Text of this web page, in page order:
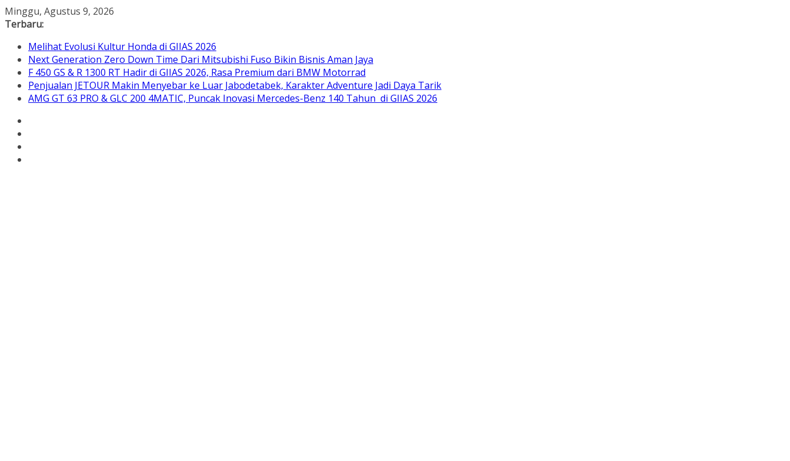
Skip
to
Minggu, Agustus 9, 2026
Terbaru:
Melihat Evolusi Kultur Honda di GIIAS 2026
Next Generation Zero Down Time Dari Mitsubishi Fuso Bikin Bisnis Aman Jaya
F 450 GS & R 1300 RT Hadir di GIIAS 2026, Rasa Premium dari BMW Motorrad
Penjualan JETOUR Makin Menyebar ke Luar Jabodetabek, Karakter Adventure Jadi Daya Tarik
AMG GT 63 PRO & GLC 200 4MATIC, Puncak Inovasi Mercedes-Benz 140 Tahun di GIIAS 2026